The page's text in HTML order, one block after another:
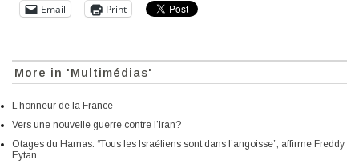
Email Print
More in 'Multimédias'
L’honneur de la France
Vers une nouvelle guerre contre l’Iran?
Otages du Hamas: “Tous les Israéliens sont dans l’angoisse”, affirme Freddy
Eytan